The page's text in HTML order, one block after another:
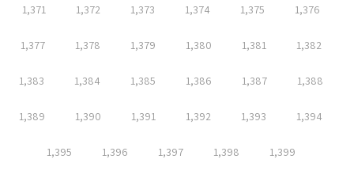
1,371 1,372 1,373 1,374 1,375 1,376
1,377 1,378 1,379 1,380 1,381 1,382
1,383 1,384 1,385 1,386 1,387 1,388
1,389 1,390 1,391 1,392 1,393 1,394
1,395 1,396 1,397 1,398 1,399